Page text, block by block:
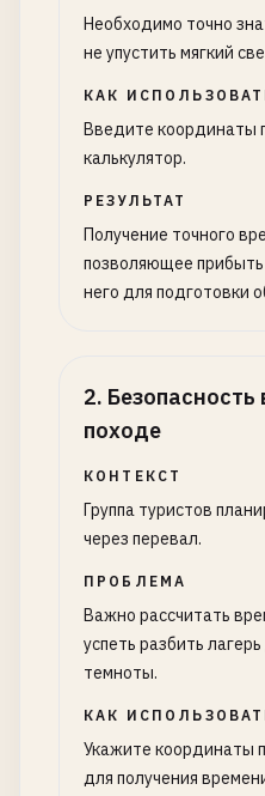
Необходимо точно
не упустить мягкий
КАК
Введите координаты
калькулятор.
РЕЗУЛЬТАТ
Получение точного
позволяющее прибыть
него для подготовки
2. Безопасность
походе
КОНТЕКСТ
Группа туристов
через перевал.
ПРОБЛЕМА
Важно рассчитать
успеть разбить
темноты.
КАК
Укажите координаты
для получения